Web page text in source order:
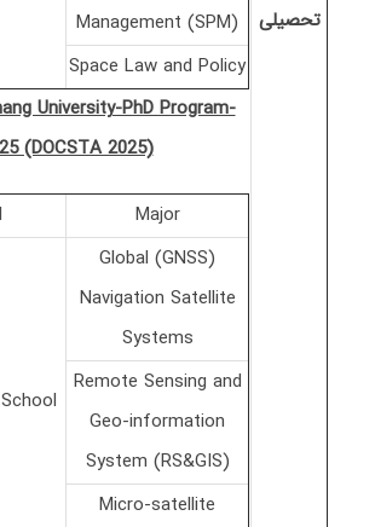
تحصیلی
Management (SPM)
Space Law and Policy
University-PhD Program-
(DOCSTA 2025)
Major
(GNSS) Global
Navigation Satellite
Systems
Remote Sensing and
Geo-information
System (RS&GIS)
Micro-satellite